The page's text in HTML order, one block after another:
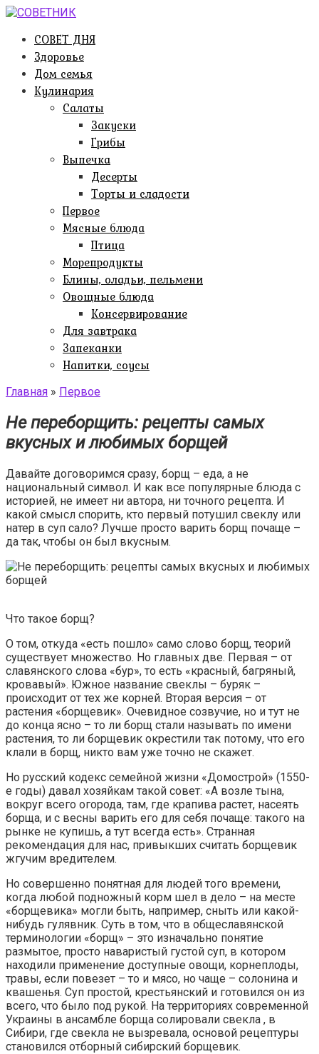
Перейти
контентуСОВЕТ ДНЯ
Здоровье
Дом семья
Кулинария
Салаты
Закуски
Грибы
Выпечка
Десерты
Торты и сладости
Первое
Мясные блюда
Птица
Морепродукты
Блины, оладьи, пельмени
Овощные блюда
Консервирование
Для завтрака
Запеканки
Напитки, соусы
Главная » Первое
Не переборщить: рецепты самых
вкусных и любимых борщей
Давайте договоримся сразу, борщ – еда, а не
национальный символ. И как все популярные блюда с
историей, не имеет ни автора, ни точного рецепта. И
какой смысл спорить, кто первый потушил свеклу или
натер в суп сало? Лучше просто варить борщ почаще –
да так, чтобы он был вкусным.
Что такое борщ?
О том, откуда «есть пошло» само слово борщ, теорий
существует множество. Но главных две. Первая – от
славянского слова «бур», то есть «красный, багряный,
кровавый». Южное название свеклы – буряк –
происходит от тех же корней. Вторая версия – от
растения «борщевик». Очевидное созвучие, но и тут не
до конца ясно – то ли борщ стали называть по имени
растения, то ли борщевик окрестили так потому, что его
клали в борщ, никто вам уже точно не скажет.
Но русский кодекс семейной жизни «Домострой» (1550-
е годы) давал хозяйкам такой совет: «А возле тына,
вокруг всего огорода, там, где крапива растет, насеять
борща, и с весны варить его для себя почаще: такого на
рынке не купишь, а тут всегда есть». Странная
рекомендация для нас, привыкших считать борщевик
жгучим вредителем.
Но совершенно понятная для людей того времени,
когда любой подножный корм шел в дело – на месте
«борщевика» могли быть, например, сныть или какой-
нибудь гулявник. Суть в том, что в общеславянской
терминологии «борщ» – это изначально понятие
размытое, просто наваристый густой суп, в котором
находили применение доступные овощи, корнеплоды,
травы, если повезет – то и мясо, но чаще – солонина и
квашенья. Суп простой, крестьянский и готовился он из
всего, что было под рукой. На территориях современной
Украины в ансамбле борща солировали свекла , в
Сибири, где свекла не вызревала, основой рецептуры
становился отборный сибирский борщевик.